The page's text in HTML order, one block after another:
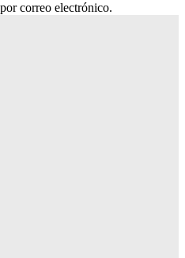
correo electrónico.